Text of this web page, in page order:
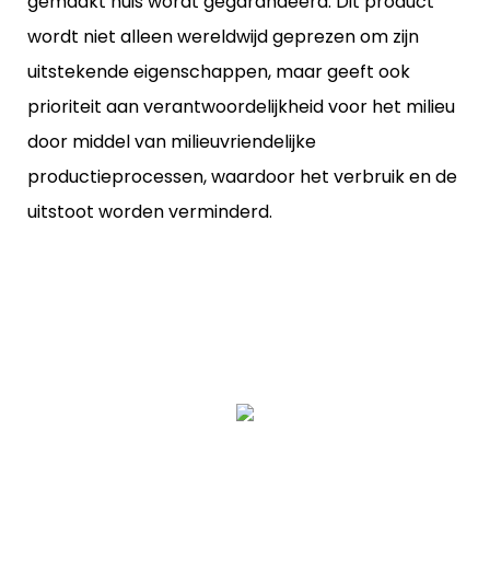
wordt niet alleen wereldwijd geprezen om zijn
uitstekende eigenschappen, maar geeft ook
prioriteit aan verantwoordelijkheid voor het milieu
door middel van milieuvriendelijke
productieprocessen, waardoor het verbruik en de
uitstoot worden verminderd.